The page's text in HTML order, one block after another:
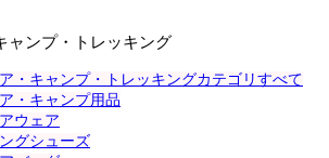
ャンプ・トレッキング
・キャンプ・トレッキングカテゴリすべて
・キャンプ用品
ウェア
グシューズ